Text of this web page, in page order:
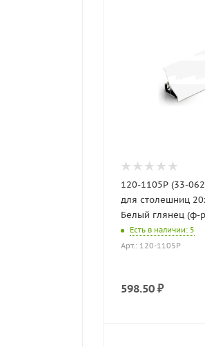
120-1105P (33-
для столешниц
Белый глянец (ф-
Есть в наличии: 5
Арт.: 120-1105P
598.50 ₽